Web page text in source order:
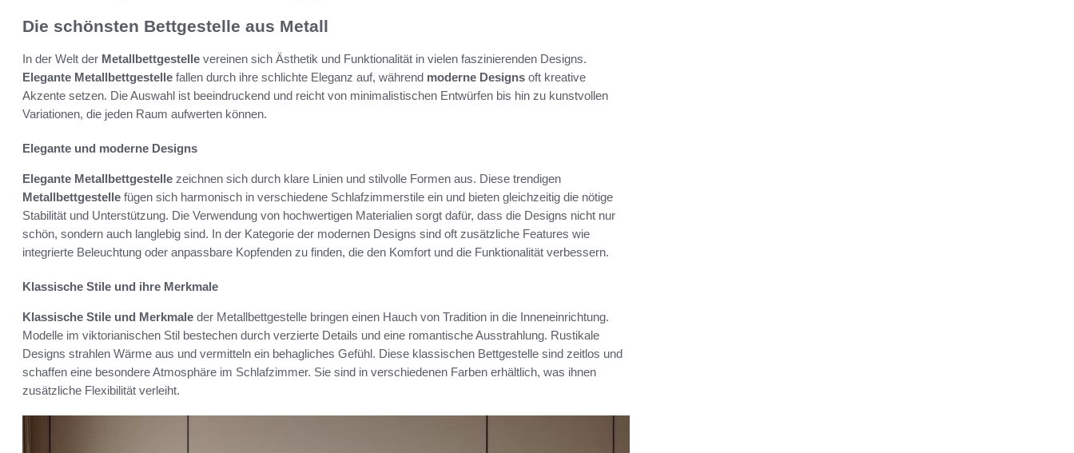
Die schönsten Bettgestelle aus Metall
In der Welt der Metallbettgestelle vereinen sich Ästhetik und Funktionalität in vielen faszinierenden Designs.
Elegante Metallbettgestelle fallen durch ihre schlichte Eleganz auf, während moderne Designs oft kreative
Akzente setzen. Die Auswahl ist beeindruckend und reicht von minimalistischen Entwürfen bis hin zu kunstvollen
Variationen, die jeden Raum aufwerten können.
Elegante und moderne Designs
Elegante Metallbettgestelle zeichnen sich durch klare Linien und stilvolle Formen aus. Diese trendigen
Metallbettgestelle fügen sich harmonisch in verschiedene Schlafzimmerstile ein und bieten gleichzeitig die nötige
Stabilität und Unterstützung. Die Verwendung von hochwertigen Materialien sorgt dafür, dass die Designs nicht nur
schön, sondern auch langlebig sind. In der Kategorie der modernen Designs sind oft zusätzliche Features wie
integrierte Beleuchtung oder anpassbare Kopfenden zu finden, die den Komfort und die Funktionalität verbessern.
Klassische Stile und ihre Merkmale
Klassische Stile und Merkmale der Metallbettgestelle bringen einen Hauch von Tradition in die Inneneinrichtung.
Modelle im viktorianischen Stil bestechen durch verzierte Details und eine romantische Ausstrahlung. Rustikale
Designs strahlen Wärme aus und vermitteln ein behagliches Gefühl. Diese klassischen Bettgestelle sind zeitlos und
schaffen eine besondere Atmosphäre im Schlafzimmer. Sie sind in verschiedenen Farben erhältlich, was ihnen
zusätzliche Flexibilität verleiht.